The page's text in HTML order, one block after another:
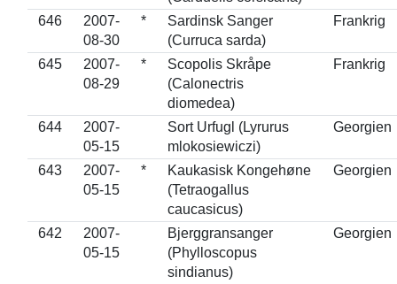
646
2007-
08-30
*
Sardinsk Sanger
(Curruca sarda)
Frankrig
645
2007-
08-29
*
Scopolis Skråpe
(Calonectris
diomedea)
Frankrig
644
2007-
05-15
Sort Urfugl (Lyrurus
mlokosiewiczi)
Georgien
643
2007-
05-15
*
Kaukasisk Kongehøne
(Tetraogallus
caucasicus)
Georgien
642
2007-
05-15
Bjerggransanger
(Phylloscopus
sindianus)
Georgien